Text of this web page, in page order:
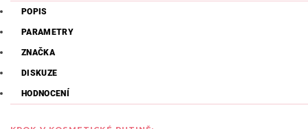
POPIS
PARAMETRY
ZNAČKA
DISKUZE
HODNOCENÍ